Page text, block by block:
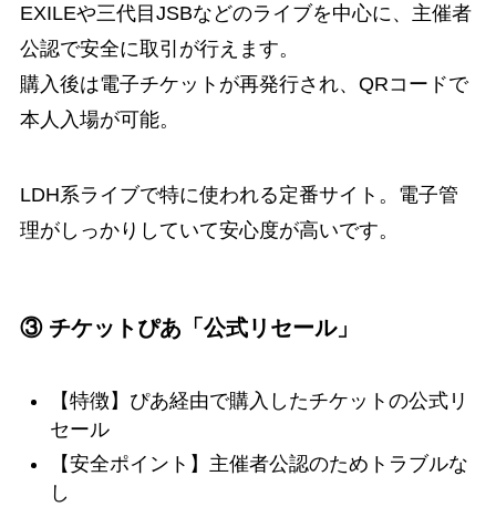
EXILEや三代目JSBなどのライブを中心に、主催者
公認で安全に取引が行えます。
購入後は電子チケットが再発行され、QRコードで
本人入場が可能。
LDH系ライブで特に使われる定番サイト。電子管
理がしっかりしていて安心度が高いです。
③ チケットぴあ「公式リセール」
【特徴】ぴあ経由で購入したチケットの公式リ
セール
【安全ポイント】主催者公認のためトラブルな
し